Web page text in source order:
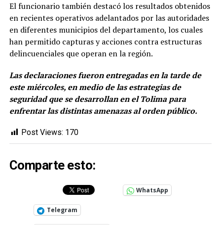
El funcionario también destacó los resultados obtenidos
en recientes operativos adelantados por las autoridades
en diferentes municipios del departamento, los cuales
han permitido capturas y acciones contra estructuras
delincuenciales que operan en la región.
Las declaraciones fueron entregadas en la tarde de
este miércoles, en medio de las estrategias de
seguridad que se desarrollan en el Tolima para
enfrentar las distintas amenazas al orden público.
Post Views: 170
Comparte esto:
WhatsApp
Telegram